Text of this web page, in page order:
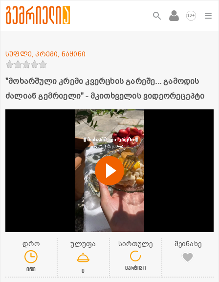
12+
"მოხარშული კრემი კვერცხის გარეშე... გამოდის
ძალიან გემრიელი" - მკითხველის ვიდეორეცეპტი
სუფლე, კრემი, ნაყინი
დრო
0წთ
ულუფა
0
სირთულე
მარტივი
შეინახე